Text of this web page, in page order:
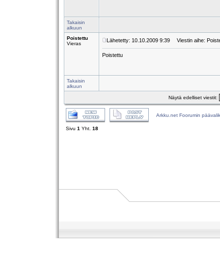
Takaisin
alkuun
Poistettu
Vieras
Lähetetty: 10.10.2009 9:39 Viestin aihe:
Poistettu
Takaisin
alkuun
Näytä edelliset viestit:
Arkku.net Foorumin
Sivu 1 Yht. 18